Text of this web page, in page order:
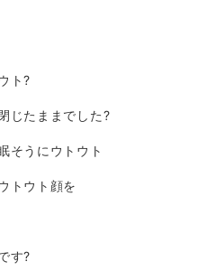
ト?
じたままでした?
そうにウトウト
トウト顔を
す?